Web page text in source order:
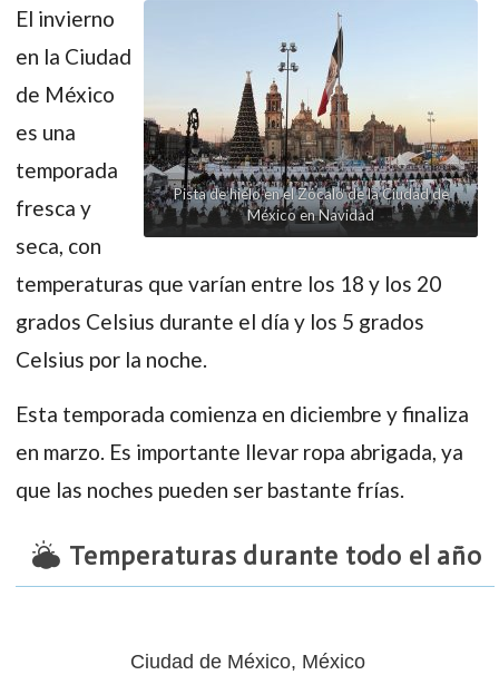
Pista de hielo en el Zócalo de la Ciudad de
México en Navidad
El invierno
en la Ciudad
de México
es una
temporada
fresca y
seca, con
temperaturas que varían entre los 18 y los 20
grados Celsius durante el día y los 5 grados
Celsius por la noche.
Esta temporada comienza en diciembre y finaliza
en marzo. Es importante llevar ropa abrigada, ya
que las noches pueden ser bastante frías.
Temperaturas durante todo el año
Ciudad de México, México